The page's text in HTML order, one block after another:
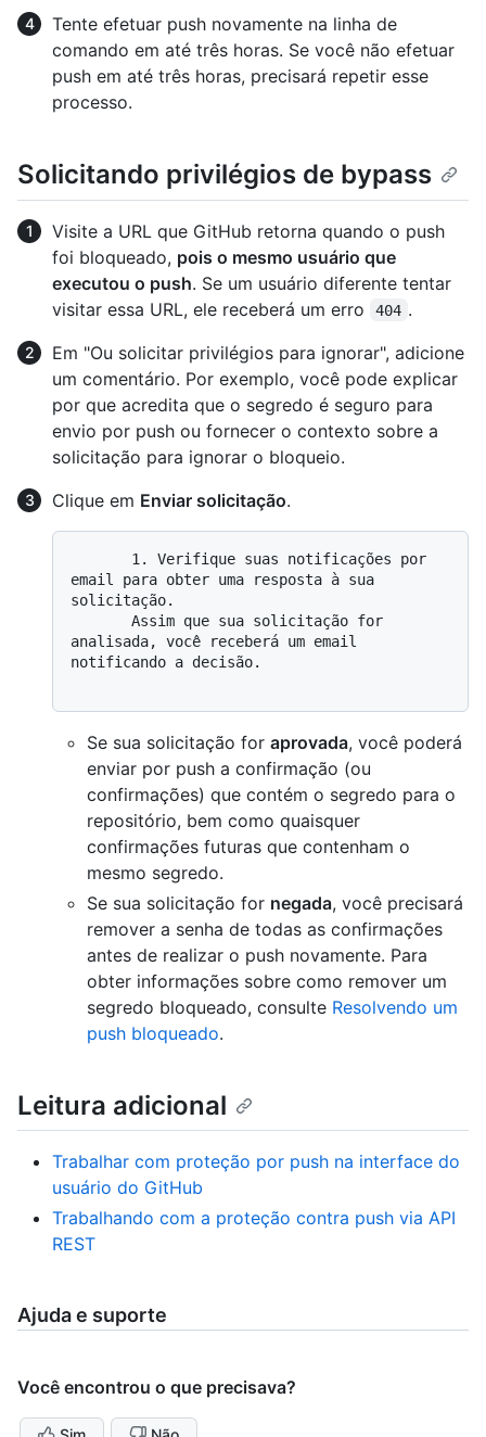
Tente efetuar push novamente na linha de
comando em até três horas. Se você não efetuar
push em até três horas, precisará repetir esse
processo.
Solicitando privilégios de bypass
Visite a URL que GitHub retorna quando o push
foi bloqueado, pois o mesmo usuário que
executou o push. Se um usuário diferente tentar
visitar essa URL, ele receberá um erro
404 .
Em "Ou solicitar privilégios para ignorar", adicione
um comentário. Por exemplo, você pode explicar
por que acredita que o segredo é seguro para
envio por push ou fornecer o contexto sobre a
solicitação para ignorar o bloqueio.
Clique em Enviar solicitação.
email para obter uma resposta à sua
solicitação.
analisada, você receberá um email
notificando a decisão.
Se sua solicitação for aprovada, você poderá
enviar por push a confirmação (ou
confirmações) que contém o segredo para o
repositório, bem como quaisquer
confirmações futuras que contenham o
mesmo segredo.
Se sua solicitação for negada, você precisará
remover a senha de todas as confirmações
antes de realizar o push novamente. Para
obter informações sobre como remover um
segredo bloqueado, consulte Resolvendo um
push bloqueado.
Leitura adicional
Trabalhar com proteção por push na interface do
usuário do GitHub
Trabalhando com a proteção contra push via API
REST
Ajuda e suporte
Você encontrou o que precisava?